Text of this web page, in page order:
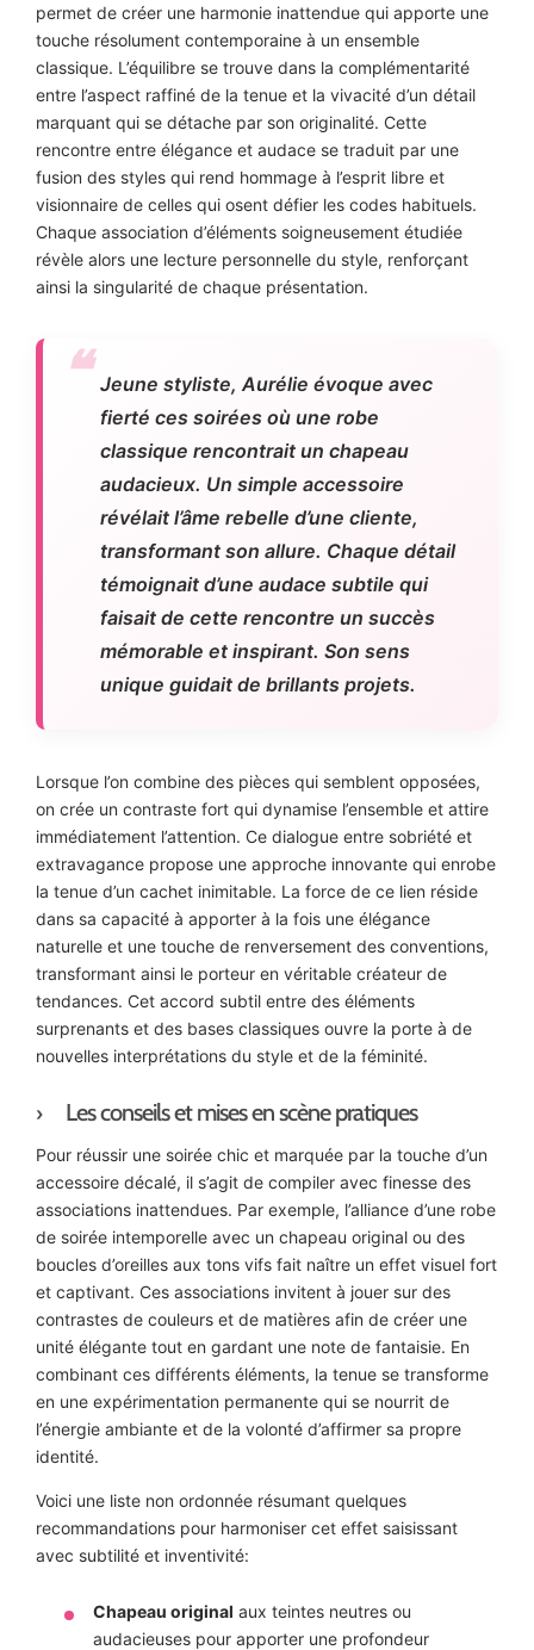
permet de créer une harmonie inattendue qui apporte une
touche résolument contemporaine à un ensemble
classique. L’équilibre se trouve dans la complémentarité
entre l’aspect raffiné de la tenue et la vivacité d’un détail
marquant qui se détache par son originalité. Cette
rencontre entre élégance et audace se traduit par une
fusion des styles qui rend hommage à l’esprit libre et
visionnaire de celles qui osent défier les codes habituels.
Chaque association d’éléments soigneusement étudiée
révèle alors une lecture personnelle du style, renforçant
ainsi la singularité de chaque présentation.
Jeune styliste, Aurélie évoque avec
fierté ces soirées où une robe
classique rencontrait un chapeau
audacieux. Un simple accessoire
révélait l’âme rebelle d’une cliente,
transformant son allure. Chaque détail
témoignait d’une audace subtile qui
faisait de cette rencontre un succès
mémorable et inspirant. Son sens
unique guidait de brillants projets.
Lorsque l’on combine des pièces qui semblent opposées,
on crée un contraste fort qui dynamise l’ensemble et attire
immédiatement l’attention. Ce dialogue entre sobriété et
extravagance propose une approche innovante qui enrobe
la tenue d’un cachet inimitable. La force de ce lien réside
dans sa capacité à apporter à la fois une élégance
naturelle et une touche de renversement des conventions,
transformant ainsi le porteur en véritable créateur de
tendances. Cet accord subtil entre des éléments
surprenants et des bases classiques ouvre la porte à de
nouvelles interprétations du style et de la féminité.
Les conseils et mises en scène pratiques
Pour réussir une soirée chic et marquée par la touche d’un
accessoire décalé, il s’agit de compiler avec finesse des
associations inattendues. Par exemple, l’alliance d’une robe
de soirée intemporelle avec un chapeau original ou des
boucles d’oreilles aux tons vifs fait naître un effet visuel fort
et captivant. Ces associations invitent à jouer sur des
contrastes de couleurs et de matières afin de créer une
unité élégante tout en gardant une note de fantaisie. En
combinant ces différents éléments, la tenue se transforme
en une expérimentation permanente qui se nourrit de
l’énergie ambiante et de la volonté d’affirmer sa propre
identité.
Voici une liste non ordonnée résumant quelques
recommandations pour harmoniser cet effet saisissant
avec subtilité et inventivité:
Chapeau original aux teintes neutres ou
audacieuses pour apporter une profondeur